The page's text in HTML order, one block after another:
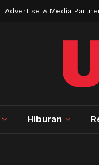
Advertise & Media
Hiburan